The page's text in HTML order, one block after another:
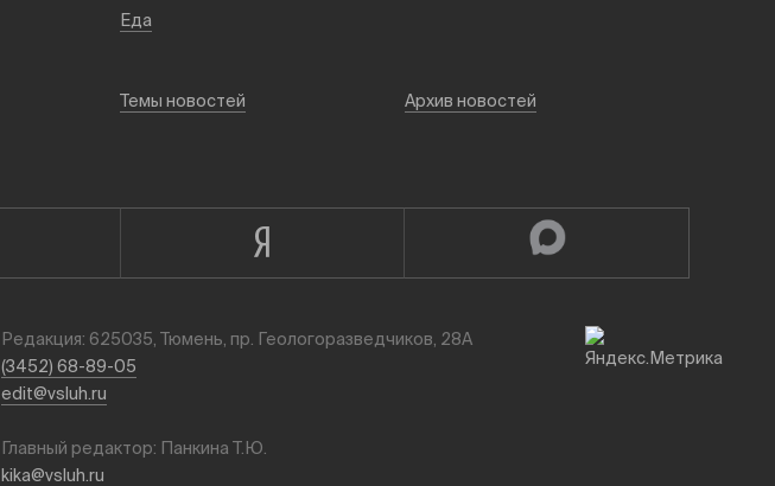
Еда
Темы новостей
Архив новостей
Редакция: 625035, Тюмень, пр. Геологоразведчиков, 28А
(3452) 68-89-05
edit@vsluh.ru
Главный редактор: Панкина Т.Ю.
kika@vsluh.ru